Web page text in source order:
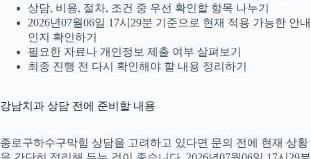
상담, 비용, 절차, 조건 중 우선 확인할 항목 나누기
2026년07월06일 17시29분 기준으로 현재 적용 가능한 안내
인지 확인하기
필요한 자료나 개인정보 제출 여부 살펴보기
최종 진행 전 다시 확인해야 할 내용 정리하기
강남치과 상담 전에 준비할 내용
종로구하수구막힘 상담을 고려하고 있다면 문의 전에 현재 상황